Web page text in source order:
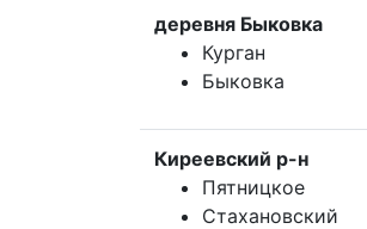
деревня Быковка
Курган
Быковка
Киреевский р-н
Пятницкое
Стахановский